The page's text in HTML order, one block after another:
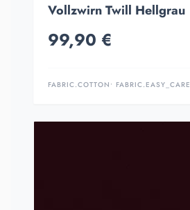
Vollzwirn Twill Hellgrau
99,90 €
FABRIC.COTTON • FABRIC.EASY_CARE